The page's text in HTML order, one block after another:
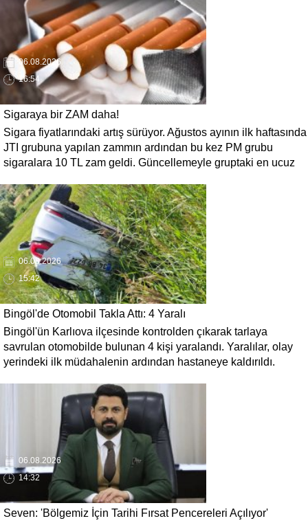
bin ton asfalt serimi gerçekleştirileceğini belirtti.
06.08.2026
16:54
Sigaraya bir ZAM daha!
Sigara fiyatlarındaki artış sürüyor. Ağustos ayının ilk haftasında
JTI grubuna yapılan zammın ardından bu kez PM grubu
sigaralara 10 TL zam geldi. Güncellemeyle gruptaki en ucuz
06.08.2026
15:42
Bingöl'de Otomobil Takla Attı: 4 Yaralı
Bingöl'ün Karlıova ilçesinde kontrolden çıkarak tarlaya
savrulan otomobilde bulunan 4 kişi yaralandı. Yaralılar, olay
yerindeki ilk müdahalenin ardından hastaneye kaldırıldı.
06.08.2026
14:32
Seven: 'Bölgemiz İçin Tarihi Fırsat Pencereleri Açılıyor'